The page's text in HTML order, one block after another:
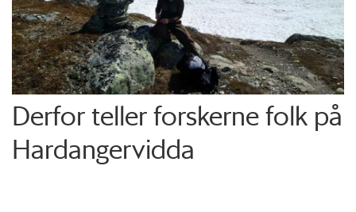
Derfor teller forskerne folk på
Hardangervidda